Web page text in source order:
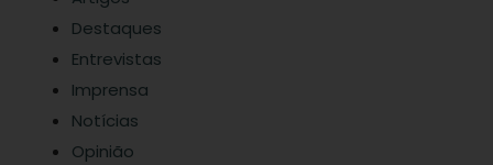
Destaques
Entrevistas
Imprensa
Notícias
Opinião